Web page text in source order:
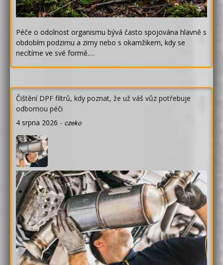
Péče o odolnost organismu bývá často spojována hlavně s
obdobím podzimu a zimy nebo s okamžikem, kdy se
necítíme ve své formě.…
Čištění DPF filtrů, kdy poznat, že už váš vůz potřebuje
odbornou péči
4 srpna 2026 - czeko